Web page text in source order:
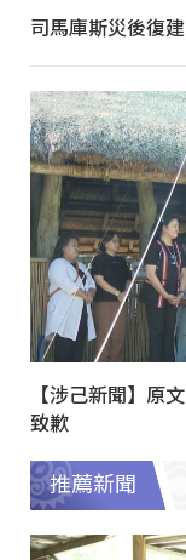
司馬庫斯災後復
【涉己新聞】原
致歉
推薦新聞